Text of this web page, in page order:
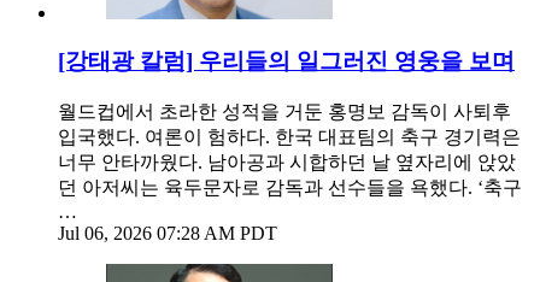
[강태광 칼럼] 우리들의 일그러진 영웅을 보며
월드컵에서 초라한 성적을 거둔 홍명보 감독이 사퇴후
입국했다. 여론이 험하다. 한국 대표팀의 축구 경기력은
너무 안타까웠다. 남아공과 시합하던 날 옆자리에 앉았
던 아저씨는 육두문자로 감독과 선수들을 욕했다. ‘축구
…
Jul 06, 2026 07:28 AM PDT